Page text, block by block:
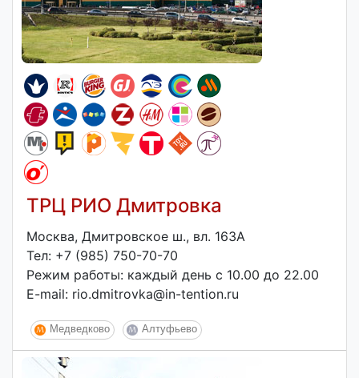
ТРЦ РИО Дмитровка
Москва, Дмитровское ш., вл. 163А
Тел: +7 (985) 750-70-70
Режим работы: каждый день с 10.00 до 22.00
E-mail: rio.dmitrovka@in-tention.ru
Медведково Алтуфьево